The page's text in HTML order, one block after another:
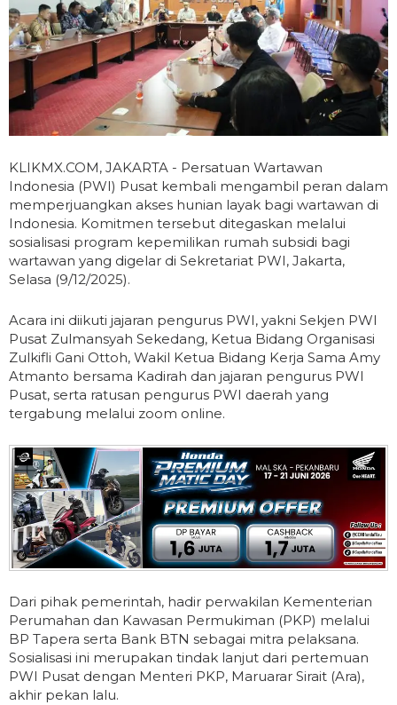
KLIKMX.COM, JAKARTA - Persatuan Wartawan
Indonesia (PWI) Pusat kembali mengambil peran dalam
memperjuangkan akses hunian layak bagi wartawan di
Indonesia. Komitmen tersebut ditegaskan melalui
sosialisasi program kepemilikan rumah subsidi bagi
wartawan yang digelar di Sekretariat PWI, Jakarta,
Selasa (9/12/2025).
Acara ini diikuti jajaran pengurus PWI, yakni Sekjen PWI
Pusat Zulmansyah Sekedang, Ketua Bidang Organisasi
Zulkifli Gani Ottoh, Wakil Ketua Bidang Kerja Sama Amy
Atmanto bersama Kadirah dan jajaran pengurus PWI
Pusat, serta ratusan pengurus PWI daerah yang
tergabung melalui zoom online.
Dari pihak pemerintah, hadir perwakilan Kementerian
Perumahan dan Kawasan Permukiman (PKP) melalui
BP Tapera serta Bank BTN sebagai mitra pelaksana.
Sosialisasi ini merupakan tindak lanjut dari pertemuan
PWI Pusat dengan Menteri PKP, Maruarar Sirait (Ara),
akhir pekan lalu.